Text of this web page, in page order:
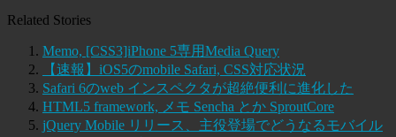
Related Stories
Memo, [CSS3]iPhone 5専用Media Query
【速報】iOS5のmobile Safari, CSS対応状況
Safari 6のweb インスペクタが超絶便利に進化した
HTML5 framework, メモ Sencha とか SproutCore
jQuery Mobile リリース、主役登場でどうなるモバイル